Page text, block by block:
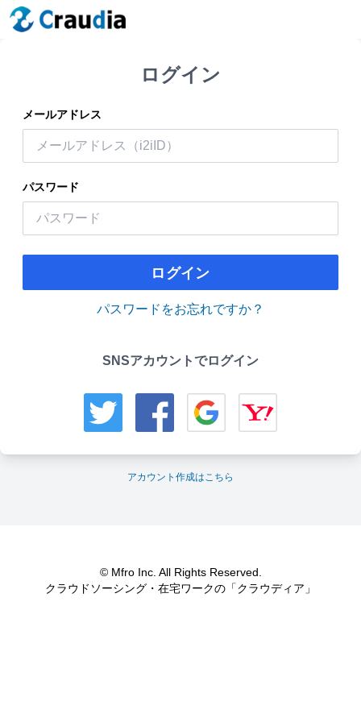
ログイン
メールアドレス
パスワード
ログイン
パスワードをお忘れですか？
SNSアカウントでログイン
アカウント作成はこちら
© Mfro Inc. All Rights Reserved.
クラウドソーシング・在宅ワークの「クラウディア」